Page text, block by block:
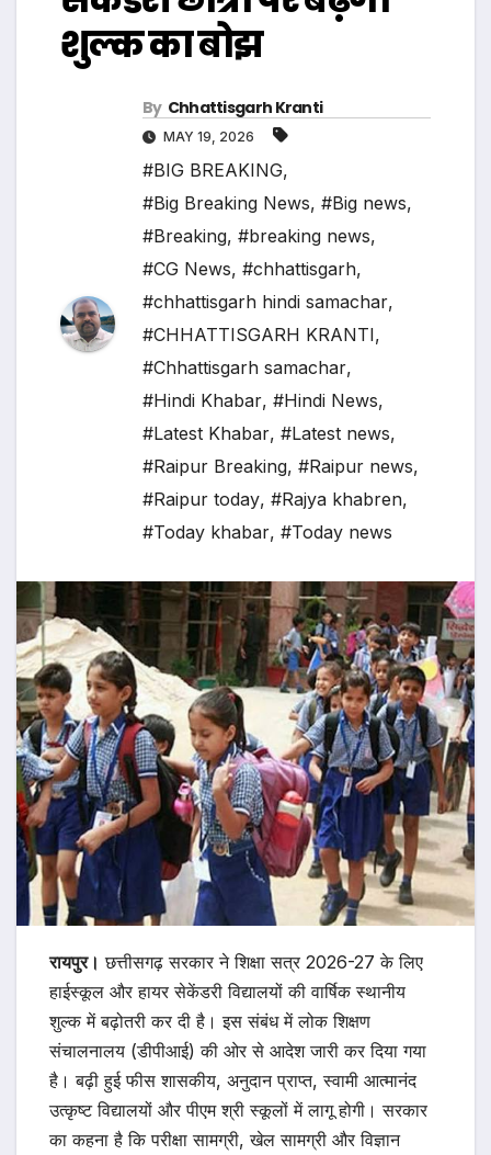
शुल्क का बोझ
By Chhattisgarh Kranti
MAY 19, 2026
#BIG BREAKING,
#Big Breaking News, #Big news,
#Breaking, #breaking news,
#CG News, #chhattisgarh,
#chhattisgarh hindi samachar,
#CHHATTISGARH KRANTI,
#Chhattisgarh samachar,
#Hindi Khabar, #Hindi News,
#Latest Khabar, #Latest news,
#Raipur Breaking, #Raipur news,
#Raipur today, #Rajya khabren,
#Today khabar, #Today news
रायपुर। छत्तीसगढ़ सरकार ने शिक्षा सत्र 2026-27 के लिए
हाईस्कूल और हायर सेकेंडरी विद्यालयों की वार्षिक स्थानीय
शुल्क में बढ़ोतरी कर दी है। इस संबंध में लोक शिक्षण
संचालनालय (डीपीआई) की ओर से आदेश जारी कर दिया गया
है। बढ़ी हुई फीस शासकीय, अनुदान प्राप्त, स्वामी आत्मानंद
उत्कृष्ट विद्यालयों और पीएम श्री स्कूलों में लागू होगी। सरकार
का कहना है कि परीक्षा सामग्री, खेल सामग्री और विज्ञान